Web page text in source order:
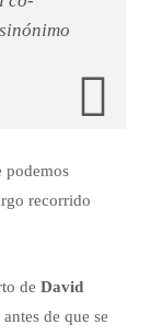
podemos
recorrido
deDavid
antes de que se